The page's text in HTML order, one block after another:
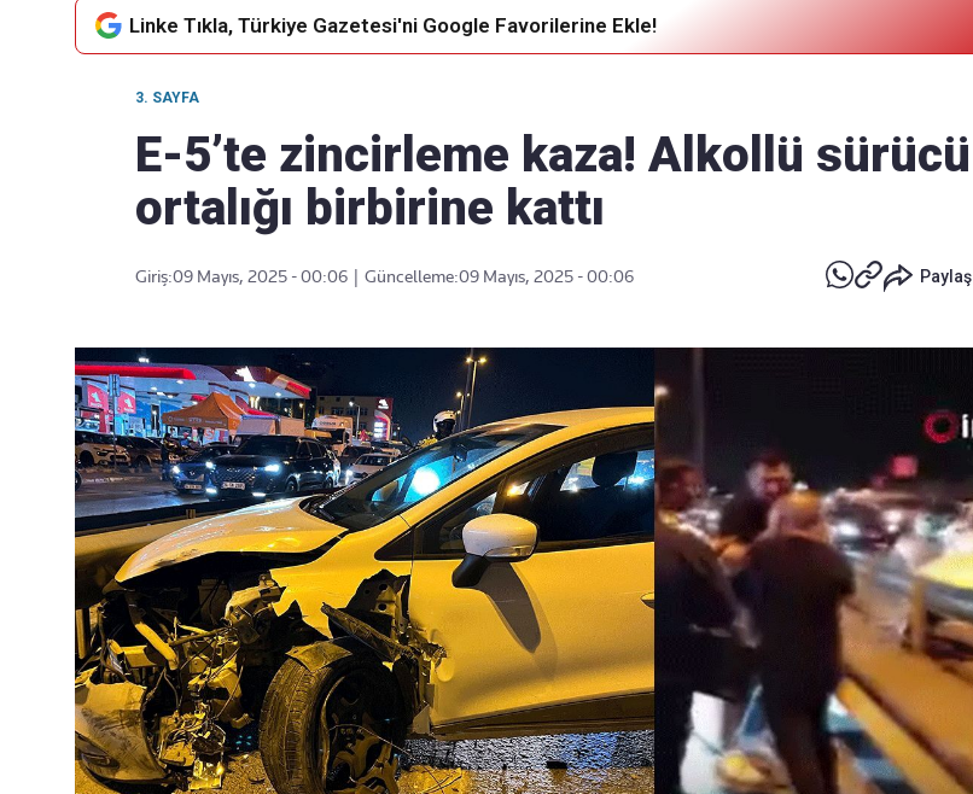
akışımıza ulaşın
göndermek içintıklayın
Linke Tıkla, Türkiye Gazetesi'ni Google Favorilerine Ekle!
3. SAYFA
E-5’te zincirleme kaza! Alkollü sürücü
ortalığı birbirine kattı
Giriş:09 Mayıs, 2025 - 00:06 Güncelleme:09 Mayıs, 2025 - 00:06 Paylaş